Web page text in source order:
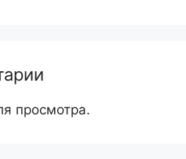
просмотра.